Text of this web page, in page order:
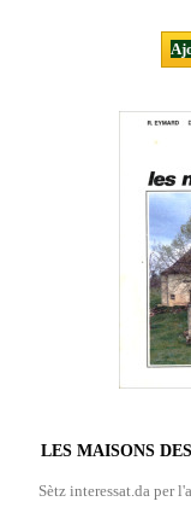
LES MAISONS
Sètz interessat.da per